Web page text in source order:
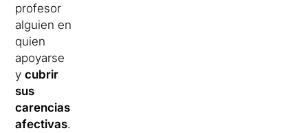
profesor
alguien en
quien
apoyarse
ycubrir
sus
carencias
afectivas.